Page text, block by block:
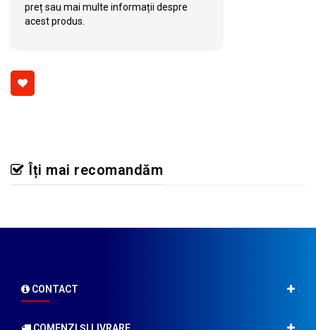
preț sau mai multe informații despre
acest produs.
Îți mai recomandăm
CONTACT
COMENZI ŞI LIVRARE